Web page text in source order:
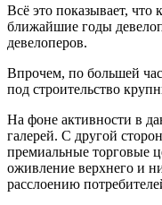
Всё это показывает,
ближайшие годы
девелоперов.
Впрочем, по большей
под строительство
На фоне активности в
галерей. С другой
премиальные торговые
оживление верхнего и
расслоению